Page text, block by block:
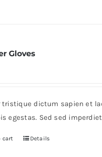
Gloves
tristique dictum sapien et
egestas. Sed sed
cart Details